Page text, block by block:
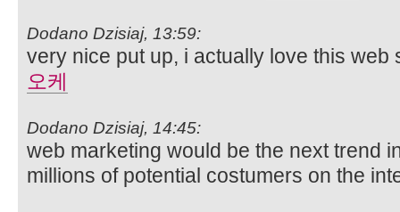
Dodano Dzisiaj, 13:59:
very nice put up, i actually love this web
오케
Dodano Dzisiaj, 14:45:
web marketing would be the next trend
millions of potential costumers on the